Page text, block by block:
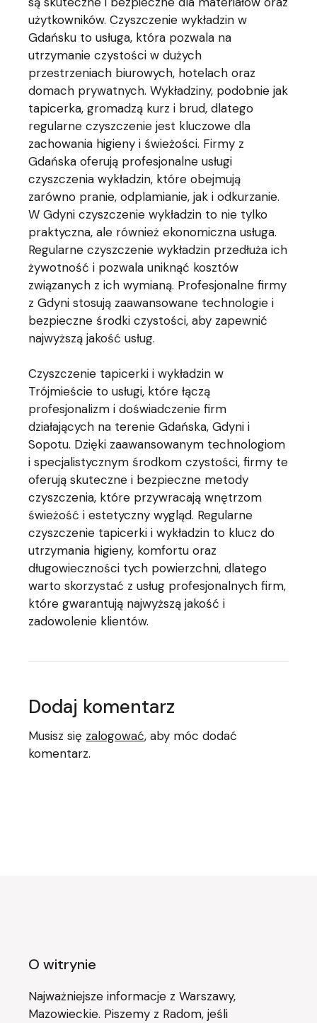
użytkowników. Czyszczenie wykładzin w
Gdańsku to usługa, która pozwala na
utrzymanie czystości w dużych
przestrzeniach biurowych, hotelach oraz
domach prywatnych. Wykładziny, podobnie jak
tapicerka, gromadzą kurz i brud, dlatego
regularne czyszczenie jest kluczowe dla
zachowania higieny i świeżości. Firmy z
Gdańska oferują profesjonalne usługi
czyszczenia wykładzin, które obejmują
zarówno pranie, odplamianie, jak i odkurzanie.
W Gdyni czyszczenie wykładzin to nie tylko
praktyczna, ale również ekonomiczna usługa.
Regularne czyszczenie wykładzin przedłuża ich
żywotność i pozwala uniknąć kosztów
związanych z ich wymianą. Profesjonalne firmy
z Gdyni stosują zaawansowane technologie i
bezpieczne środki czystości, aby zapewnić
najwyższą jakość usług.
Czyszczenie tapicerki i wykładzin w
Trójmieście to usługi, które łączą
profesjonalizm i doświadczenie firm
działających na terenie Gdańska, Gdyni i
Sopotu. Dzięki zaawansowanym technologiom
i specjalistycznym środkom czystości, firmy te
oferują skuteczne i bezpieczne metody
czyszczenia, które przywracają wnętrzom
świeżość i estetyczny wygląd. Regularne
czyszczenie tapicerki i wykładzin to klucz do
utrzymania higieny, komfortu oraz
długowieczności tych powierzchni, dlatego
warto skorzystać z usług profesjonalnych firm,
które gwarantują najwyższą jakość i
zadowolenie klientów.
Dodaj komentarz
Musisz się zalogować, aby móc dodać
komentarz.
O witrynie
Najważniejsze informacje z Warszawy,
Mazowieckie. Piszemy z Radom, jeśli